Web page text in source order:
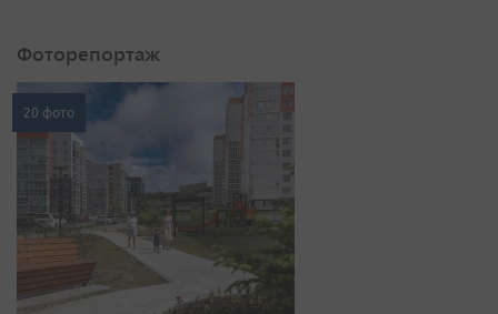
Фоторепортаж
20 фото